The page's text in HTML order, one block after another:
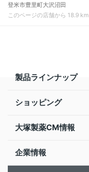
登米市豊里町大沢沼田
このページの店舗から 18.9 km
製品ラインナップ
ショッピング
大塚製薬CM情報
企業情報